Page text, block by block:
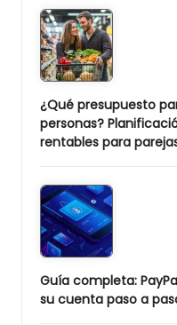
¿Qué presupuesto
personas?
rentables para
Guía completa:
su cuenta paso a